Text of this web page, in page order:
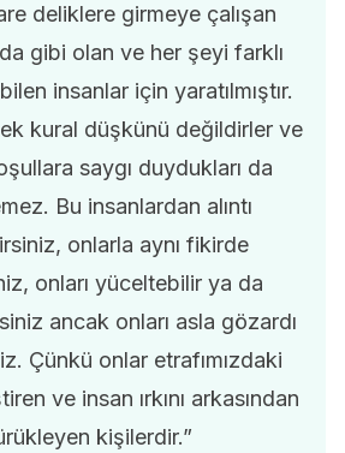
deliklere girmeye çalışan
gibi olan ve her şeyi farklı
insanlar için yaratılmıştır.
kural düşkünü değildirler ve
saygı duydukları da
Bu insanlardan alıntı
onlarla aynı fikirde
onları yüceltebilir ya da
ancak onları asla gözardı
Çünkü onlar etrafımızdaki
ve insan ırkını arkasından
kişilerdir.”